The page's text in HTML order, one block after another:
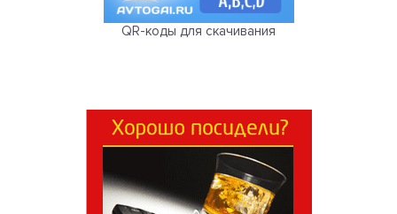
QR-коды для скачивания